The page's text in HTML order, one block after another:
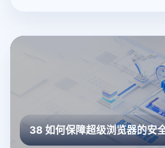
38 如何保障超级浏览器的安